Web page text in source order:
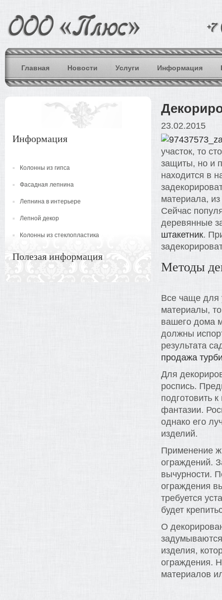
Главная Новости Услуги Информация
Информация
Колонны из гипса
Фасадная лепнина
Лепнина в интерьере
Лепной декор
Колонны из стеклопластика
Полезая информация
23.02.2015
участок, то
защиты, но и
находится в
материала,
Сейчас
деревянные
штакетник.
Методы
Все чаще для
материалы,
вашего дома
должны
результата
продажа
Для
роспись.
подготовить
фантазии.
однако его
изделий.
Применение
ограждений.
вычурности.
ограждения
требуется
будет
О
изделия,
ограждения.
материалов